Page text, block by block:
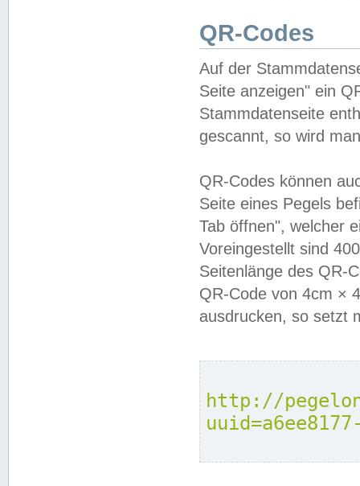
QR-Codes
Auf der
Seite anzeigen" ein
Stammdatenseite
gescannt, so wird
QR-Codes können
Seite eines Pegels
Tab öffnen", welcher
Voreingestellt sind
Seitenlänge des QR-
QR-Code von 4cm ×
ausdrucken, so setzt
http://